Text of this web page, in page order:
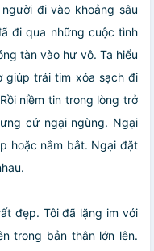
đi vào khoảng sâu
đi qua những cuộc tình
tàn vào hư vô. Ta hiểu
giúp trái tim xóa sạch đi
niềm tin trong lòng trở
cứ ngại ngùng. Ngại
hoặc nắm bắt. Ngại đặt
đẹp. Tôi đã lặng im với
trong bản thân lớn lên.